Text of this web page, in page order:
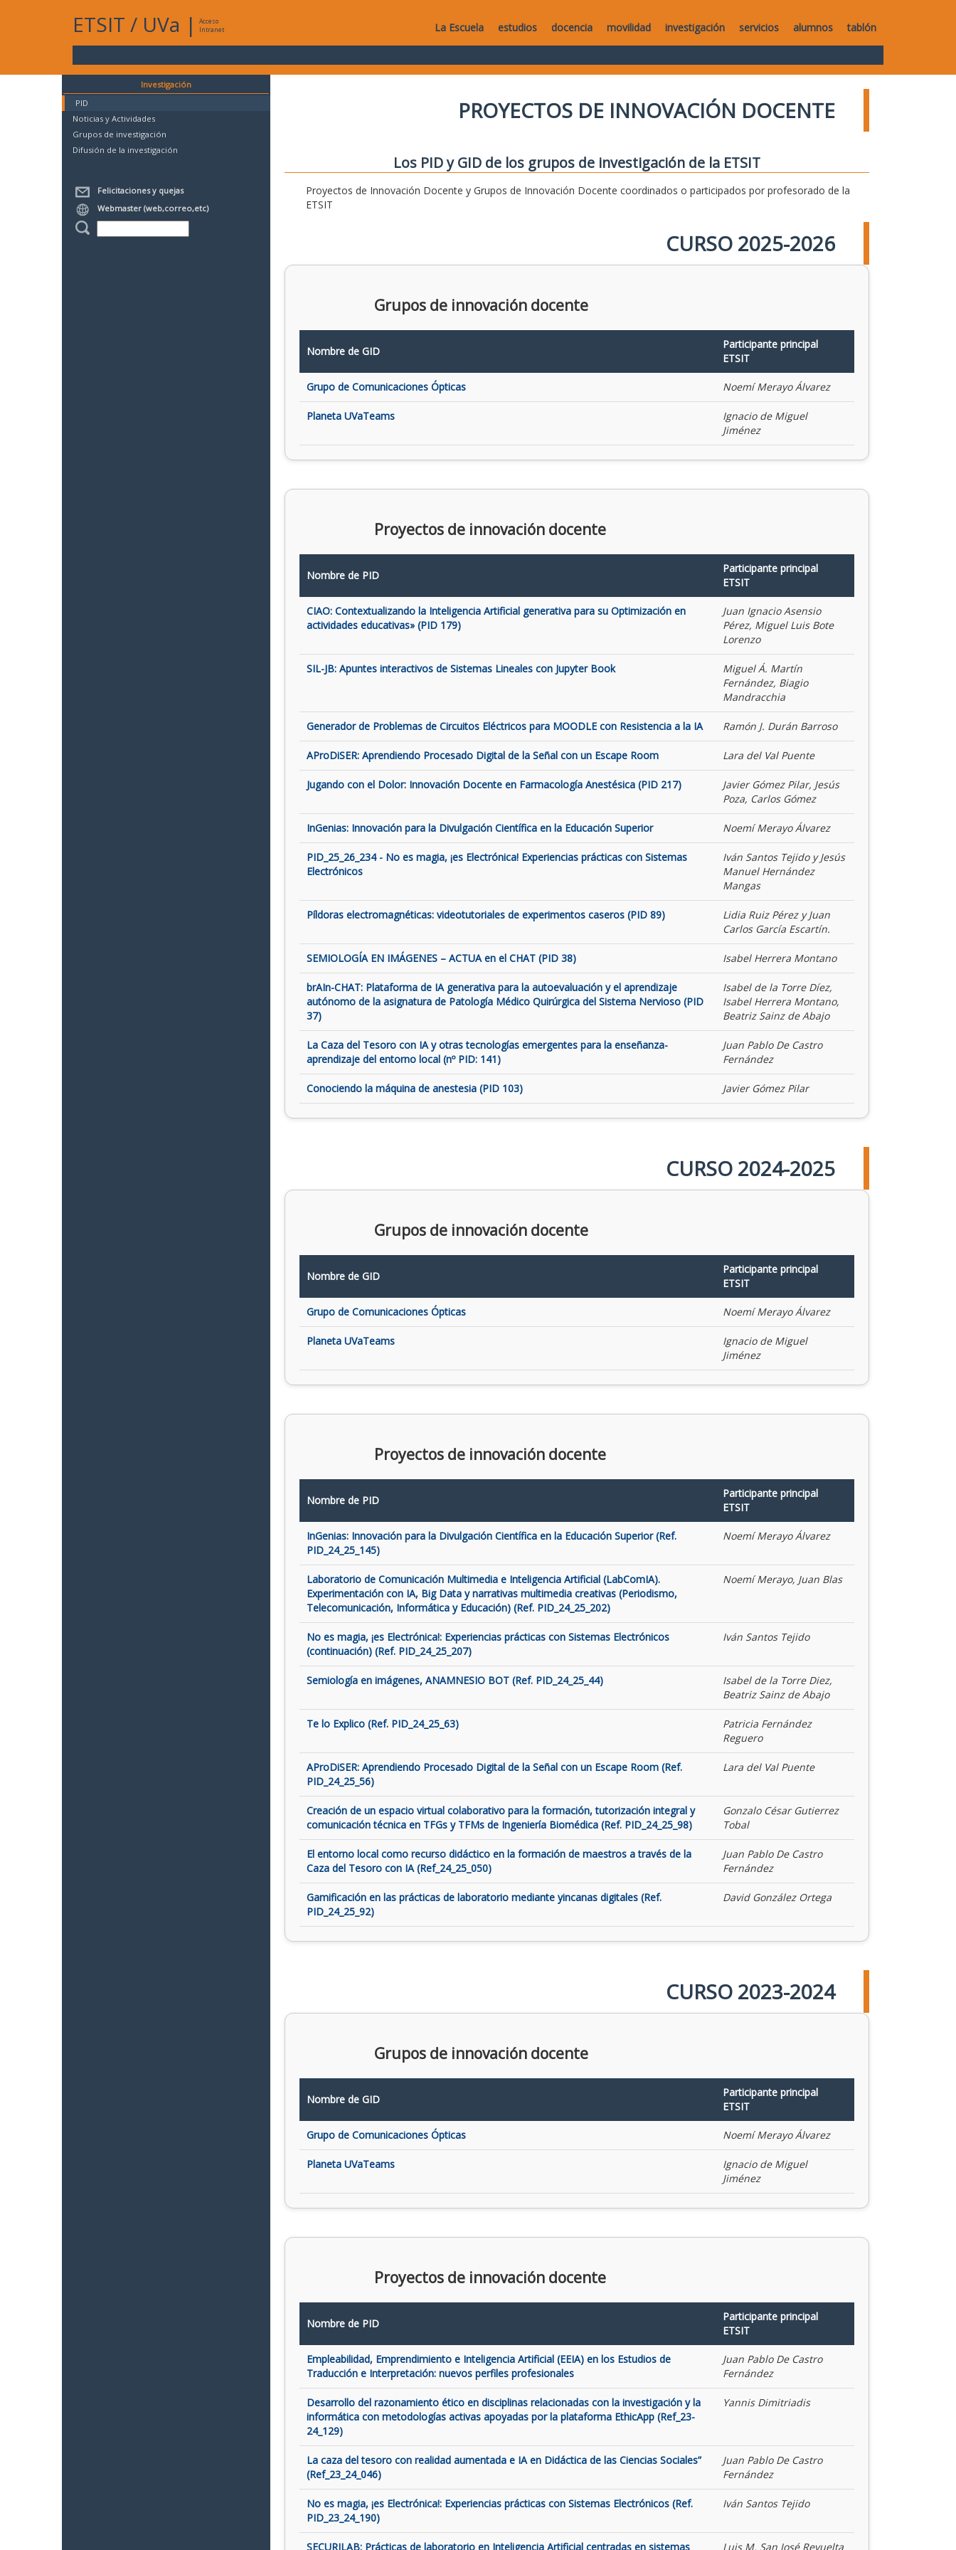
ETSIT / UVa |
Acceso
Intranet
La Escuela estudios docencia movilidad investigación servicios alumnos tablón
Investigación
PID
Noticias y Actividades
Grupos de investigación
Difusión de la investigación
Felicitaciones y quejas
Webmaster (web,correo,etc)
PROYECTOS DE INNOVACIÓN DOCENTE
Los PID y GID de los grupos de investigación de la ETSIT
Proyectos de Innovación Docente y Grupos de Innovación Docente coordinados o participados por profesorado de la
ETSIT
CURSO 2025-2026
Grupos de innovación docente
Nombre de GID
Participante principal
ETSIT
Grupo de Comunicaciones Ópticas Noemí Merayo Álvarez
Planeta UVaTeams
Ignacio de Miguel
Jiménez
Proyectos de innovación docente
Nombre de PID
Participante principal
ETSIT
CIAO: Contextualizando la Inteligencia Artificial generativa para su Optimización en
actividades educativas» (PID 179)
Juan Ignacio Asensio
Pérez, Miguel Luis Bote
Lorenzo
SIL-JB: Apuntes interactivos de Sistemas Lineales con Jupyter Book
Miguel Á. Martín
Fernández, Biagio
Mandracchia
Generador de Problemas de Circuitos Eléctricos para MOODLE con Resistencia a la IA Ramón J. Durán Barroso
AProDiSER: Aprendiendo Procesado Digital de la Señal con un Escape Room Lara del Val Puente
Jugando con el Dolor: Innovación Docente en Farmacología Anestésica (PID 217)
Javier Gómez Pilar, Jesús
Poza, Carlos Gómez
InGenias: Innovación para la Divulgación Científica en la Educación Superior Noemí Merayo Álvarez
PID_25_26_234 - No es magia, ¡es Electrónica! Experiencias prácticas con Sistemas
Electrónicos
Iván Santos Tejido y Jesús
Manuel Hernández
Mangas
Píldoras electromagnéticas: videotutoriales de experimentos caseros (PID 89)
Lidia Ruiz Pérez y Juan
Carlos García Escartín.
SEMIOLOGÍA EN IMÁGENES – ACTUA en el CHAT (PID 38) Isabel Herrera Montano
brAIn-CHAT: Plataforma de IA generativa para la autoevaluación y el aprendizaje
autónomo de la asignatura de Patología Médico Quirúrgica del Sistema Nervioso (PID
37)
Isabel de la Torre Díez,
Isabel Herrera Montano,
Beatriz Sainz de Abajo
La Caza del Tesoro con IA y otras tecnologías emergentes para la enseñanza-
aprendizaje del entorno local (nº PID: 141)
Juan Pablo De Castro
Fernández
Conociendo la máquina de anestesia (PID 103) Javier Gómez Pilar
CURSO 2024-2025
Grupos de innovación docente
Nombre de GID
Participante principal
ETSIT
Grupo de Comunicaciones Ópticas Noemí Merayo Álvarez
Planeta UVaTeams
Ignacio de Miguel
Jiménez
Proyectos de innovación docente
Nombre de PID
Participante principal
ETSIT
InGenias: Innovación para la Divulgación Científica en la Educación Superior (Ref.
PID_24_25_145)
Noemí Merayo Álvarez
Laboratorio de Comunicación Multimedia e Inteligencia Artificial (LabComIA).
Experimentación con IA, Big Data y narrativas multimedia creativas (Periodismo,
Telecomunicación, Informática y Educación) (Ref. PID_24_25_202)
Noemí Merayo, Juan Blas
No es magia, ¡es Electrónica!: Experiencias prácticas con Sistemas Electrónicos
(continuación) (Ref. PID_24_25_207)
Iván Santos Tejido
Semiología en imágenes, ANAMNESIO BOT (Ref. PID_24_25_44)
Isabel de la Torre Diez,
Beatriz Sainz de Abajo
Te lo Explico (Ref. PID_24_25_63)
Patricia Fernández
Reguero
AProDiSER: Aprendiendo Procesado Digital de la Señal con un Escape Room (Ref.
PID_24_25_56)
Lara del Val Puente
Creación de un espacio virtual colaborativo para la formación, tutorización integral y
comunicación técnica en TFGs y TFMs de Ingeniería Biomédica (Ref. PID_24_25_98)
Gonzalo César Gutierrez
Tobal
El entorno local como recurso didáctico en la formación de maestros a través de la
Caza del Tesoro con IA (Ref_24_25_050)
Juan Pablo De Castro
Fernández
Gamificación en las prácticas de laboratorio mediante yincanas digitales (Ref.
PID_24_25_92)
David González Ortega
CURSO 2023-2024
Grupos de innovación docente
Nombre de GID
Participante principal
ETSIT
Grupo de Comunicaciones Ópticas Noemí Merayo Álvarez
Planeta UVaTeams
Ignacio de Miguel
Jiménez
Proyectos de innovación docente
Nombre de PID
Participante principal
ETSIT
Empleabilidad, Emprendimiento e Inteligencia Artificial (EEIA) en los Estudios de
Traducción e Interpretación: nuevos perfiles profesionales
Juan Pablo De Castro
Fernández
Desarrollo del razonamiento ético en disciplinas relacionadas con la investigación y la
informática con metodologías activas apoyadas por la plataforma EthicApp (Ref_23-
24_129)
Yannis Dimitriadis
La caza del tesoro con realidad aumentada e IA en Didáctica de las Ciencias Sociales”
(Ref_23_24_046)
Juan Pablo De Castro
Fernández
No es magia, ¡es Electrónica!: Experiencias prácticas con Sistemas Electrónicos (Ref.
PID_23_24_190)
Iván Santos Tejido
SECURILAB: Prácticas de laboratorio en Inteligencia Artificial centradas en sistemas Luis M. San José Revuelta